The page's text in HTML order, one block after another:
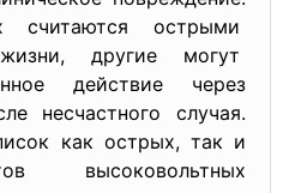
считаются острыми
другие могут
действие через
несчастного случая.
как острых, так и
высоковольтных